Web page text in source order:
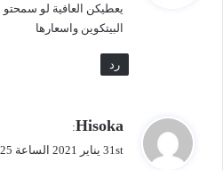
ل
يعطيكن العافية لو
البيتكوين واسعارها
رد
يHisoka
:
31st يناير 2021 الساعة 1:25 م